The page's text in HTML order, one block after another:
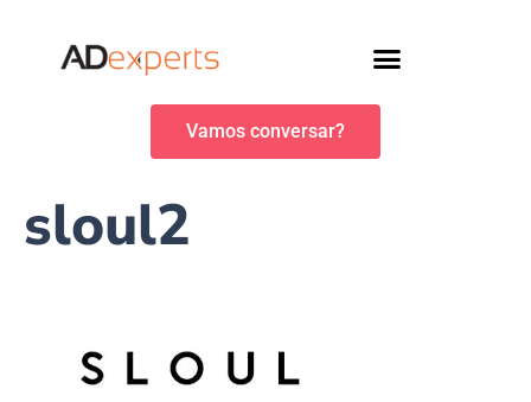
Vamos conversar?
sloul2